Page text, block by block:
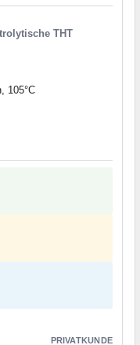
THT
105°C
PRIVATKUNDE